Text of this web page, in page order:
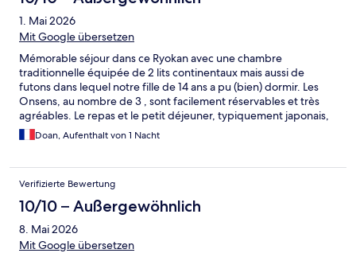
1. Mai 2026
Mit Google übersetzen
Mémorable séjour dans ce Ryokan avec une chambre
traditionnelle équipée de 2 lits continentaux mais aussi de
futons dans lequel notre fille de 14 ans a pu (bien) dormir. Les
Onsens, au nombre de 3 , sont facilement réservables et très
agréables. Le repas et le petit déjeuner, typiquement japonais,
sont excellents et resteront comme un des grands moments
gastronomiques de notre séjour. L’accueil est excellent et la
recommandons donc fortement cet établissement!
Doan, Aufenthalt von 1 Nacht
Verifizierte Bewertung
10/10 – Außergewöhnlich
8. Mai 2026
Mit Google übersetzen